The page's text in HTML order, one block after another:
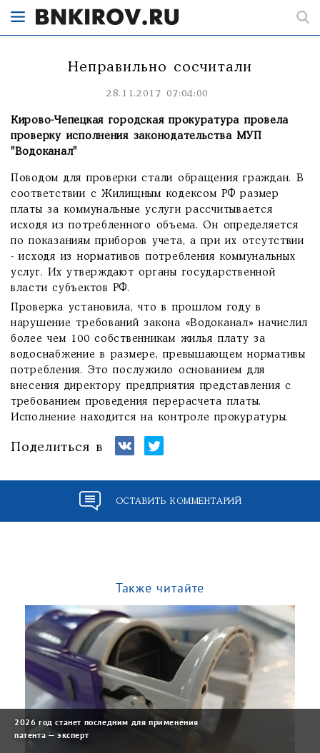
Неправильно сосчитали
28.11.2017 07:04:00
Кирово-Чепецкая городская прокуратура провела
проверку исполнения законодательства МУП
"Водоканал"
Поводом для проверки стали обращения граждан. В
соответствии с Жилищным кодексом РФ размер
платы за коммунальные услуги рассчитывается
исходя из потребленного объема. Он определяется
по показаниям приборов учета, а при их отсутствии
- исходя из нормативов потребления коммунальных
услуг. Их утверждают органы государственной
власти субъектов РФ.
Проверка установила, что в прошлом году в
нарушение требований закона «Водоканал» начислил
более чем 100 собственникам жилья плату за
водоснабжение в размере, превышающем нормативы
потребления. Это послужило основанием для
внесения директору предприятия представления с
требованием проведения перерасчета платы.
Исполнение находится на контроле прокуратуры.
Поделиться в
ОСТАВИТЬ КОММЕНТАРИЙ
Также читайте
2026 год станет последним для применения
патента — эксперт